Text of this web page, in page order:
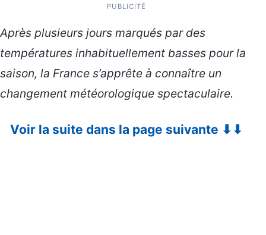
PUBLICITÉ
Après plusieurs jours marqués par des
températures inhabituellement basses pour la
saison, la France s’apprête à connaître un
changement météorologique spectaculaire.
Voir la suite dans la page suivante ⬇⬇